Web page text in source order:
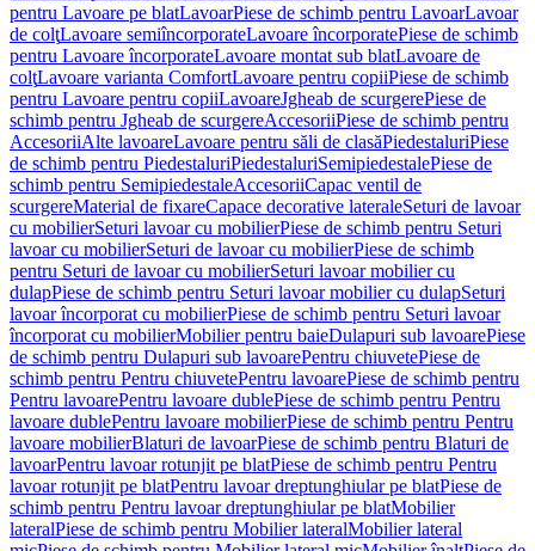
pentru Lavoare pe blatLavoarPiese de schimb pentru LavoarLavoar
de colţLavoare semiîncorporateLavoare încorporatePiese de schimb
pentru Lavoare încorporateLavoare montat sub blatLavoare de
colţLavoare varianta ComfortLavoare pentru copiiPiese de schimb
pentru Lavoare pentru copiiLavoareJgheab de scurgerePiese de
schimb pentru Jgheab de scurgereAccesoriiPiese de schimb pentru
AccesoriiAlte lavoareLavoare pentru săli de clasăPiedestaluriPiese
de schimb pentru PiedestaluriPiedestaluriSemipiedestalePiese de
schimb pentru SemipiedestaleAccesoriiCapac ventil de
scurgereMaterial de fixareCapace decorative lateraleSeturi de lavoar
cu mobilierSeturi lavoar cu mobilierPiese de schimb pentru Seturi
lavoar cu mobilierSeturi de lavoar cu mobilierPiese de schimb
pentru Seturi de lavoar cu mobilierSeturi lavoar mobilier cu
dulapPiese de schimb pentru Seturi lavoar mobilier cu dulapSeturi
lavoar încorporat cu mobilierPiese de schimb pentru Seturi lavoar
încorporat cu mobilierMobilier pentru baieDulapuri sub lavoarePiese
de schimb pentru Dulapuri sub lavoarePentru chiuvetePiese de
schimb pentru Pentru chiuvetePentru lavoarePiese de schimb pentru
Pentru lavoarePentru lavoare dublePiese de schimb pentru Pentru
lavoare dublePentru lavoare mobilierPiese de schimb pentru Pentru
lavoare mobilierBlaturi de lavoarPiese de schimb pentru Blaturi de
lavoarPentru lavoar rotunjit pe blatPiese de schimb pentru Pentru
lavoar rotunjit pe blatPentru lavoar dreptunghiular pe blatPiese de
schimb pentru Pentru lavoar dreptunghiular pe blatMobilier
lateralPiese de schimb pentru Mobilier lateralMobilier lateral